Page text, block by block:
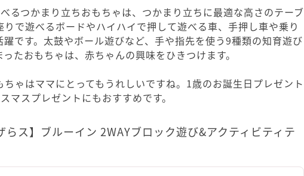
るつかまり立ちおもちゃは、つかまり立ちに最適な高さのテーブ
りで遊べるボードやハイハイで押して遊べる車、手押し車や乗り
躍です。太鼓やボール遊びなど、手や指先を使う9種類の知育遊び
たおもちゃは、赤ちゃんの興味をひきつけます。
ちゃはママにとってもうれしいですね。1歳のお誕生日プレゼント
マスプレゼントにもおすすめです。
らス】ブルーイン 2WAYブロック遊び&アクティビティテ